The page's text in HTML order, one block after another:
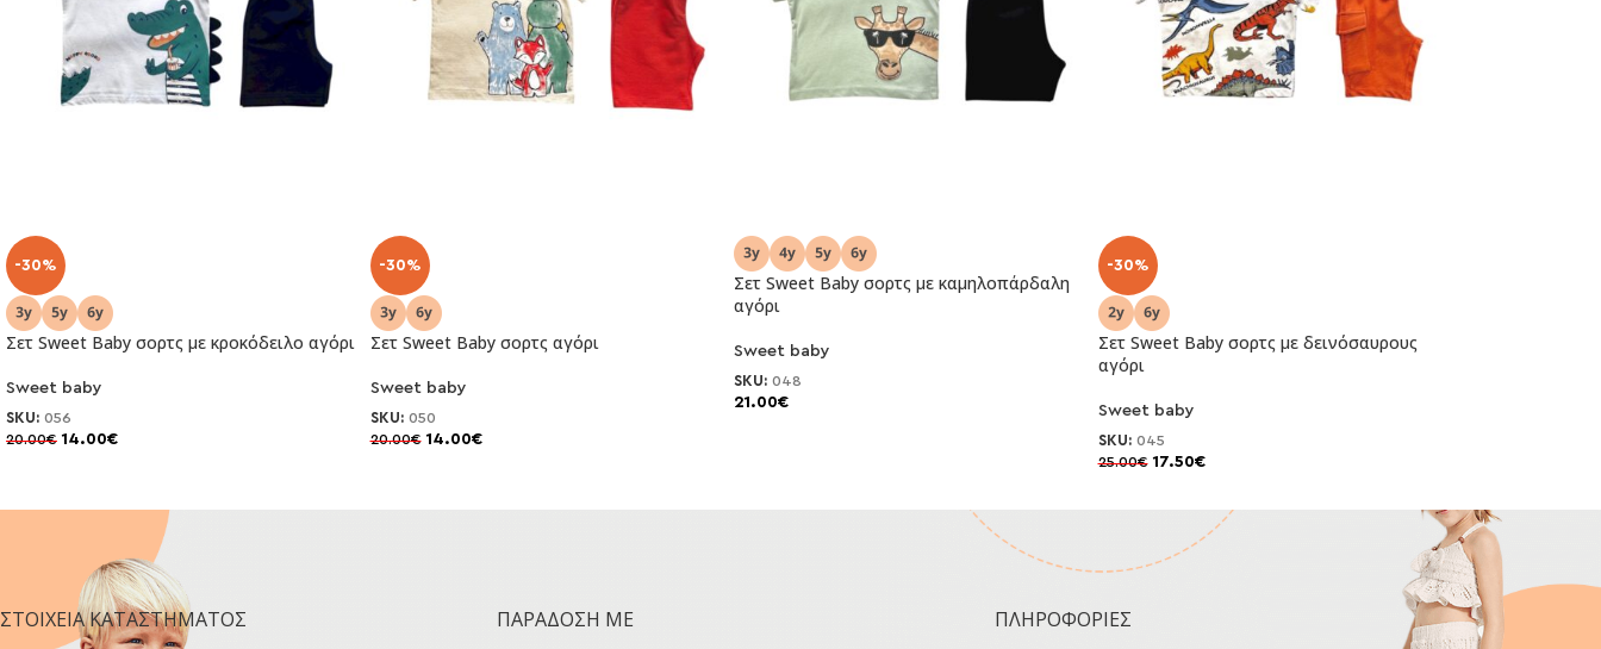
-30%
Σετ Sweet Baby σορτς με κροκόδειλο αγόρι
Sweet baby
SKU: 056
20.00€ 14.00€
-30%
Σετ Sweet Baby σορτς αγόρι
Sweet baby
SKU: 050
20.00€ 14.00€
Σετ Sweet Baby σορτς με καμηλοπάρδαλη
αγόρι
Sweet baby
SKU: 048
21.00€
-30%
Σετ Sweet Baby σορτς με δεινόσαυρους
αγόρι
Sweet baby
SKU: 045
25.00€ 17.50€
ΣΤΟΙΧΕΊΑ ΚΑΤΑΣΤΉΜΑΤΟΣ ΠΑΡΆΔΟΣΗ ΜΕ ΠΛΗΡΟΦΟΡΙΕΣ